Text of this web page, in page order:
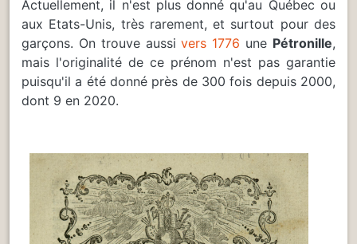
Actuellement, il n'est plus donné qu'au Québec ou
aux Etats-Unis, très rarement, et surtout pour des
garçons. On trouve aussivers 1776 une Pétronille,
mais l'originalité de ce prénom n'est pas garantie
puisqu'il a été donné près de 300 fois depuis 2000,
dont 9 en 2020.